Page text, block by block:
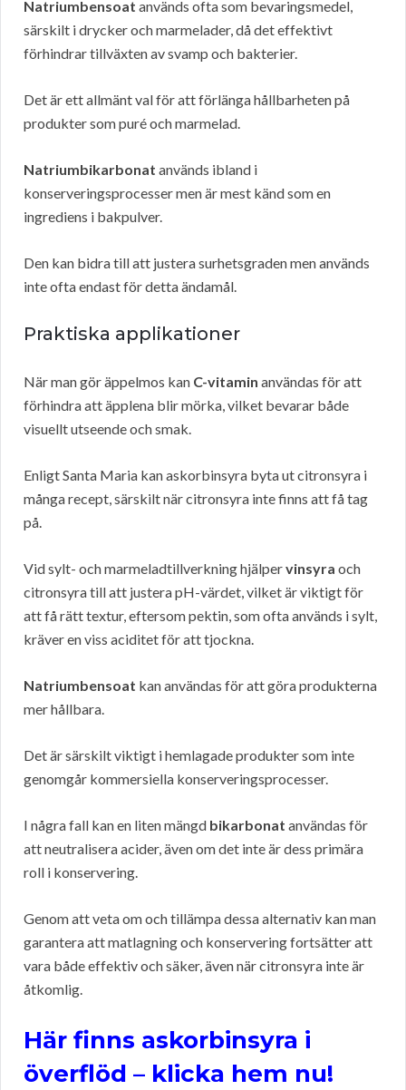
Natriumbensoat används ofta som bevaringsmedel,
särskilt i drycker och marmelader, då det effektivt
förhindrar tillväxten av svamp och bakterier.
Det är ett allmänt val för att förlänga hållbarheten på
produkter som puré och marmelad.
Natriumbikarbonat används ibland i
konserveringsprocesser men är mest känd som en
ingrediens i bakpulver.
Den kan bidra till att justera surhetsgraden men används
inte ofta endast för detta ändamål.
Praktiska applikationer
När man gör äppelmos kan C-vitamin användas för att
förhindra att äpplena blir mörka, vilket bevarar både
visuellt utseende och smak.
Enligt Santa Maria kan askorbinsyra byta ut citronsyra i
många recept, särskilt när citronsyra inte finns att få tag
på.
Vid sylt- och marmeladtillverkning hjälpervinsyra och
citronsyra till att justera pH-värdet, vilket är viktigt för
att få rätt textur, eftersom pektin, som ofta används i sylt,
kräver en viss aciditet för att tjockna.
Natriumbensoat kan användas för att göra produkterna
mer hållbara.
Det är särskilt viktigt i hemlagade produkter som inte
genomgår kommersiella konserveringsprocesser.
I några fall kan en liten mängd bikarbonat användas för
att neutralisera acider, även om det inte är dess primära
roll i konservering.
Genom att veta om och tillämpa dessa alternativ kan man
garantera att matlagning och konservering fortsätter att
vara både effektiv och säker, även när citronsyra inte är
åtkomlig.
Här finns askorbinsyra i
överflöd – klicka hem nu!